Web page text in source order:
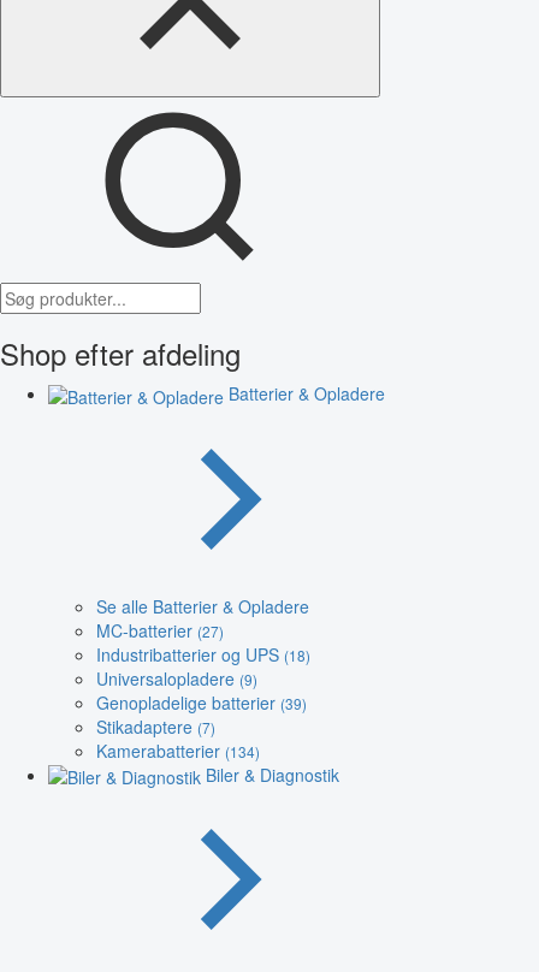
Shop efter afdeling
Batterier & Opladere
Se alle Batterier & Opladere
MC-batterier (27)
Industribatterier og UPS (18)
Universalopladere (9)
Genopladelige batterier (39)
Stikadaptere (7)
Kamerabatterier (134)
Biler & Diagnostik